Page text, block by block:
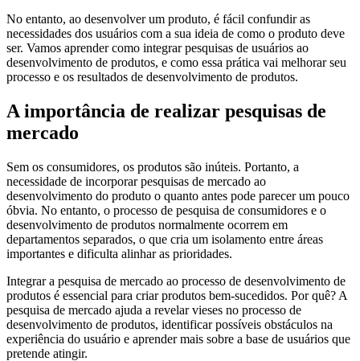
No entanto, ao desenvolver um produto, é fácil confundir as
necessidades dos usuários com a sua ideia de como o produto deve
ser. Vamos aprender como integrar pesquisas de usuários ao
desenvolvimento de produtos, e como essa prática vai melhorar seu
processo e os resultados de desenvolvimento de produtos.
A importância de realizar pesquisas de
mercado
Sem os consumidores, os produtos são inúteis. Portanto, a
necessidade de incorporar pesquisas de mercado ao
desenvolvimento do produto o quanto antes pode parecer um pouco
óbvia. No entanto, o processo de pesquisa de consumidores e o
desenvolvimento de produtos normalmente ocorrem em
departamentos separados, o que cria um isolamento entre áreas
importantes e dificulta alinhar as prioridades.
Integrar a pesquisa de mercado ao processo de desenvolvimento de
produtos é essencial para criar produtos bem-sucedidos. Por quê? A
pesquisa de mercado ajuda a revelar vieses no processo de
desenvolvimento de produtos, identificar possíveis obstáculos na
experiência do usuário e aprender mais sobre a base de usuários que
pretende atingir.